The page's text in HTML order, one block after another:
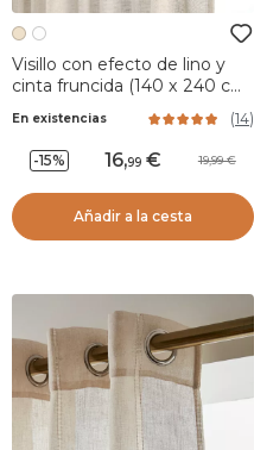
Visillo con efecto de lino y
cinta fruncida (140 x 240 cm)
En existencias (14)
-15% 16,99 19,99
Añadir a la cesta